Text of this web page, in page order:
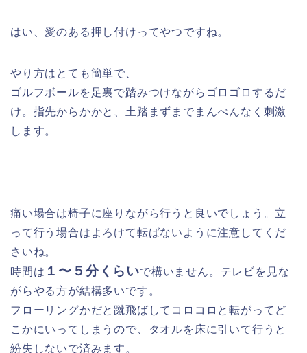
はい、愛のある押し付けってやつですね。
やり方はとても簡単で、
ゴルフボールを足裏で踏みつけながらゴロゴロするだ
け。指先からかかと、土踏まずまでまんべんなく刺激
します。
痛い場合は椅子に座りながら行うと良いでしょう。立
って行う場合はよろけて転ばないように注意してくだ
さいね。
時間は １〜５分くらいで構いません。テレビを見な
がらやる方が結構多いです。
フローリングかだと蹴飛ばしてコロコロと転がってど
こかにいってしまうので、タオルを床に引いて行うと
紛失しないで済みます。